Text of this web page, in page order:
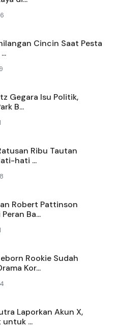
Cincin Saat Pesta
Gegara Isu Politik,
B...
Ribu Tautan
hati ...
Robert Pattinson
Ba...
Rookie Sudah
Kor...
Laporkan Akun X,
...